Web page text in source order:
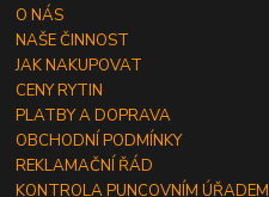
O NÁS
NAŠE ČINNOST
JAK NAKUPOVAT
CENY RYTIN
PLATBY A DOPRAVA
OBCHODNÍ PODMÍNKY
REKLAMAČNÍ ŘÁD
KONTROLA PUNCOVNÍM ÚŘADEM